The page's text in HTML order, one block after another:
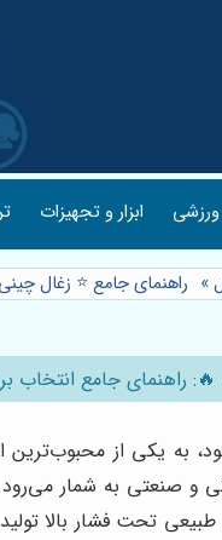
ورزشی ابزار و تجهیزات
» راهنمای جامع ⭐️ زغال
🔥: راهنمای جامع
به یکی از محبوب‌ترین
و صنعتی به شمار می‌رود.
طبیعی تحت فشار بالا